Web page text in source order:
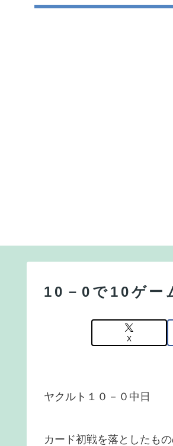
10－0で10ゲー
X
ヤクルト１０－０中日
カード初戦を落としたも